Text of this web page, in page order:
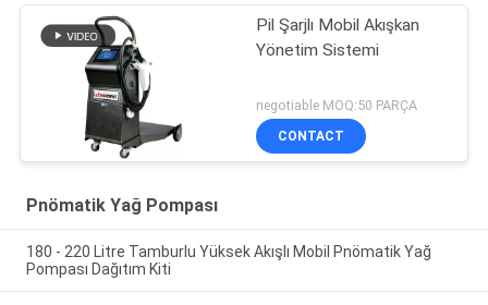
Pil Şarjlı Mobil Akışkan
Yönetim Sistemi
negotiable MOQ:50 PARÇA
CONTACT
Pnömatik Yağ Pompası
180 - 220 Litre Tamburlu Yüksek Akışlı Mobil Pnömatik Yağ
Pompası Dağıtım Kiti